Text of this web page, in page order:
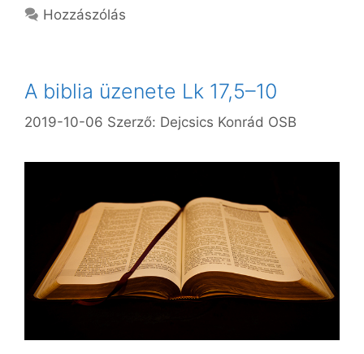
Hozzászólás
A biblia üzenete Lk 17,5–10
2019-10-06 Szerző: Dejcsics Konrád OSB